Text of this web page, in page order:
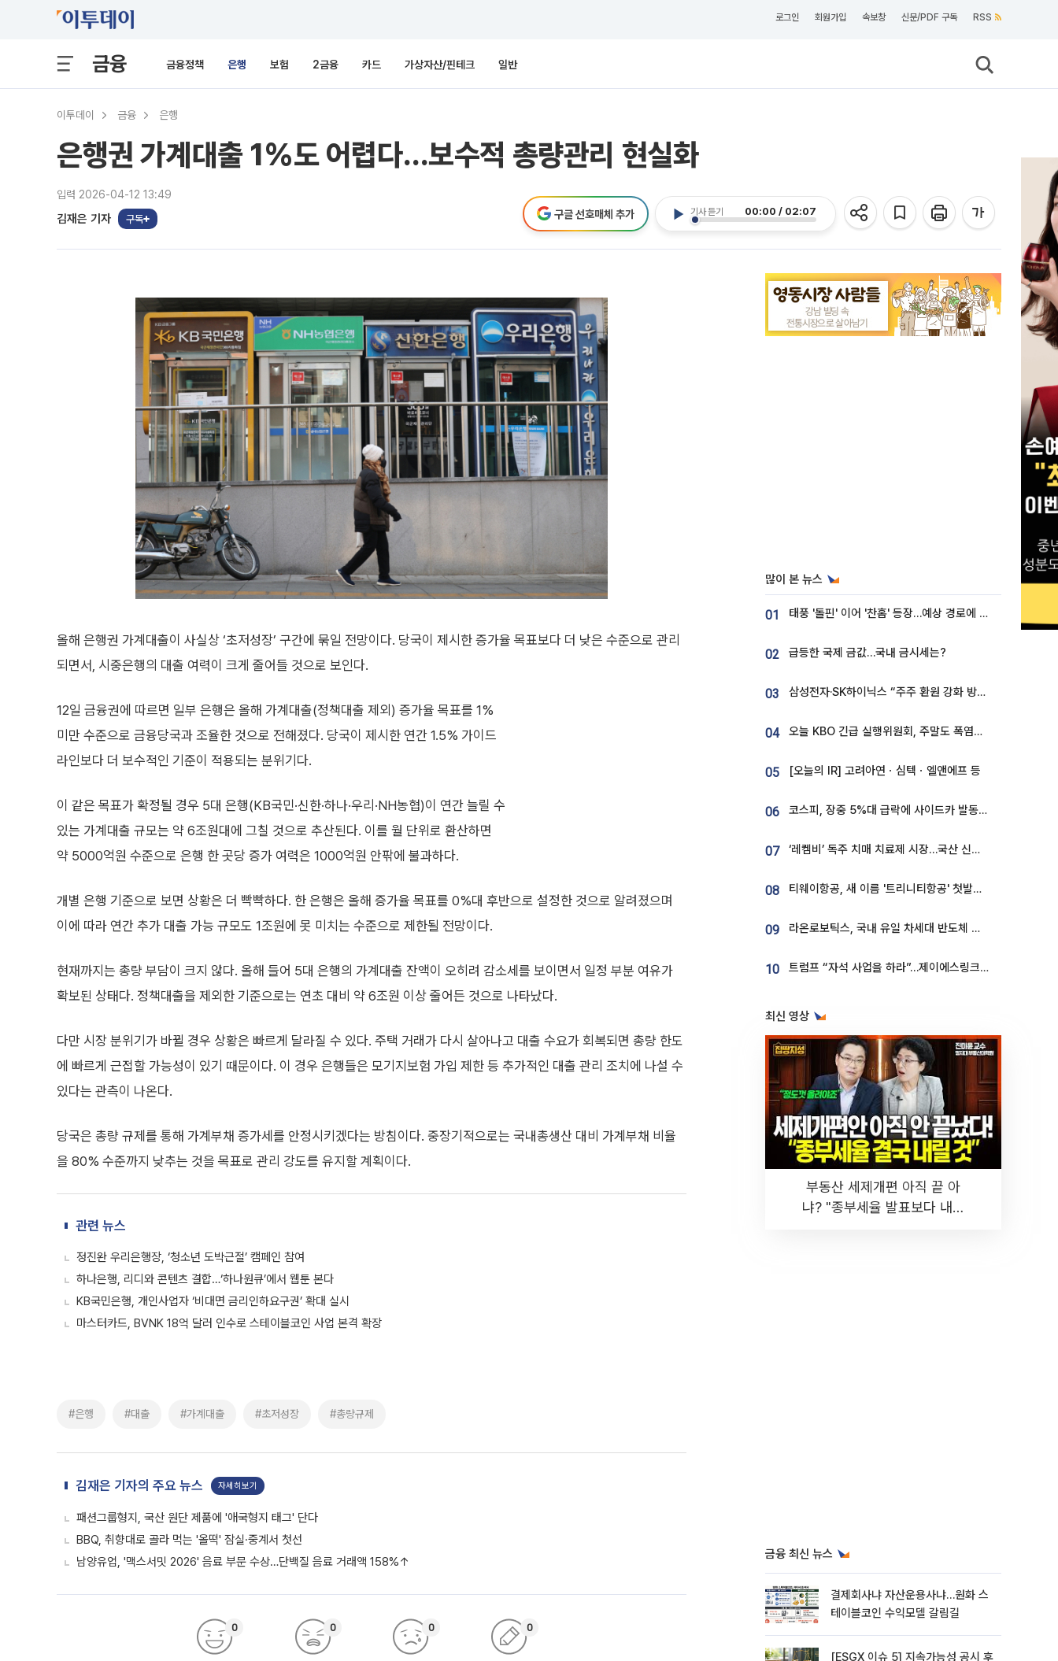
로그인 회원가입 속보창 신문/PDF 구독 RSS
금융 금융정책 은행 보험 2금융 카드 가상자산/핀테크 일반
이투데이 금융 은행
은행권 가계대출 1%도 어렵다…보수적 총량관리 현실화
입력 2026-04-12 13:49
김재은 기자 구독
기사 듣기 00:00 / 02:07
구글 선호매체 추가
올해 은행권 가계대출이 사실상 ‘초저성장’ 구간에 묶일 전망이다. 당국이 제시한 증가율 목표보다 더 낮은 수준으로 관리
되면서, 시중은행의 대출 여력이 크게 줄어들 것으로 보인다.
12일 금융권에 따르면 일부 은행은 올해 가계대출(정책대출 제외) 증가율 목표를 1%
미만 수준으로 금융당국과 조율한 것으로 전해졌다. 당국이 제시한 연간 1.5% 가이드
라인보다 더 보수적인 기준이 적용되는 분위기다.
이 같은 목표가 확정될 경우 5대 은행(KB국민·신한·하나·우리·NH농협)이 연간 늘릴 수
있는 가계대출 규모는 약 6조원대에 그칠 것으로 추산된다. 이를 월 단위로 환산하면
약 5000억원 수준으로 은행 한 곳당 증가 여력은 1000억원 안팎에 불과하다.
개별 은행 기준으로 보면 상황은 더 빡빡하다. 한 은행은 올해 증가율 목표를 0%대 후반으로 설정한 것으로 알려졌으며
이에 따라 연간 추가 대출 가능 규모도 1조원에 못 미치는 수준으로 제한될 전망이다.
현재까지는 총량 부담이 크지 않다. 올해 들어 5대 은행의 가계대출 잔액이 오히려 감소세를 보이면서 일정 부분 여유가
확보된 상태다. 정책대출을 제외한 기준으로는 연초 대비 약 6조원 이상 줄어든 것으로 나타났다.
다만 시장 분위기가 바뀔 경우 상황은 빠르게 달라질 수 있다. 주택 거래가 다시 살아나고 대출 수요가 회복되면 총량 한도
에 빠르게 근접할 가능성이 있기 때문이다. 이 경우 은행들은 모기지보험 가입 제한 등 추가적인 대출 관리 조치에 나설 수
있다는 관측이 나온다.
당국은 총량 규제를 통해 가계부채 증가세를 안정시키겠다는 방침이다. 중장기적으로는 국내총생산 대비 가계부채 비율
을 80% 수준까지 낮추는 것을 목표로 관리 강도를 유지할 계획이다.
관련 뉴스
정진완 우리은행장, ‘청소년 도박근절’ 캠페인 참여
하나은행, 리디와 콘텐츠 결합…‘하나원큐’에서 웹툰 본다
KB국민은행, 개인사업자 ‘비대면 금리인하요구권’ 확대 실시
마스터카드, BVNK 18억 달러 인수로 스테이블코인 사업 본격 확장
#은행 #대출 #가계대출 #초저성장 #총량규제
김재은 기자의 주요 뉴스 자세히보기
패션그룹형지, 국산 원단 제품에 '애국형지 태그' 단다
BBQ, 취향대로 골라 먹는 '올떡' 잠실·중계서 첫선
남양유업, '맥스서밋 2026' 음료 부문 수상…단백질 음료 거래액 158%↑
0 0 0 0
많이 본 뉴스
01 태풍 '돌핀' 이어 '찬홈' 등장…예상 경로에 한국 '한숨'
02 급등한 국제 금값…국내 금시세는?
03 삼성전자·SK하이닉스 “주주 환원 강화 방안 마련”
04 오늘 KBO 긴급 실행위원회, 주말도 폭염취소 될까
05 [오늘의 IR] 고려아연ㆍ심텍ㆍ엘앤에프 등
06 코스피, 장중 5%대 급락에 사이드카 발동…삼성·SK 동반 폭락
07 ‘레켐비’ 독주 치매 치료제 시장…국산 신약 등장하나
08 티웨이항공, 새 이름 '트리니티항공' 첫발…SSC 전략 본격화
09 라온로보틱스, 국내 유일 차세대 반도체 공정 로봇 개발 ‘고객사 테스트 진행’
10 트럼프 “자석 사업을 하라”…제이에스링크, 비중국 영구자석 공급망 구축 속도
최신 영상
부동산 세제개편 아직 끝 아
냐? "종부세율 발표보다 내릴
금융 최신 뉴스
결제회사냐 자산운용사냐…원화 스
테이블코인 수익모델 갈림길
[ESGX 이슈 5] 지속가능성 공시 후